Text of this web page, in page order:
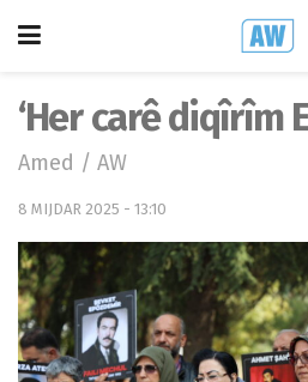
‘Her carê diqîrîm
Amed / AW
8 MIJDAR 2025 - 13:10